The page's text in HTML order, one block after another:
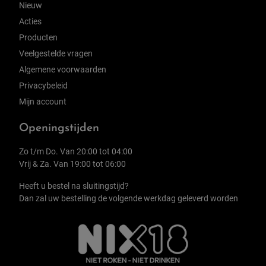
Nieuw
Acties
Producten
Veelgestelde vragen
Algemene voorwaarden
Privacybeleid
Mijn account
Openingstijden
Zo t/m Do. Van 20:00 tot 04:00
Vrij & Za. Van 19:00 tot 06:00
Heeft u bestel na sluitingstijd?
Dan zal uw bestelling de volgende werkdag geleverd worden